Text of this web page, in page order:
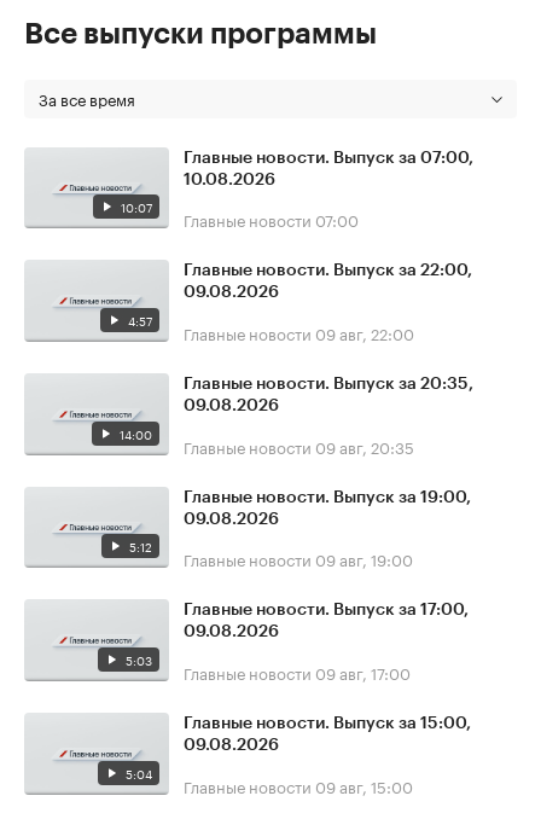
Все выпуски программы
За все время
10:07
Главные новости. Выпуск за 07:00,
10.08.2026
Главные новости 07:00
4:57
Главные новости. Выпуск за 22:00,
09.08.2026
Главные новости 09 авг, 22:00
14:00
Главные новости. Выпуск за 20:35,
09.08.2026
Главные новости 09 авг, 20:35
5:12
Главные новости. Выпуск за 19:00,
09.08.2026
Главные новости 09 авг, 19:00
5:03
Главные новости. Выпуск за 17:00,
09.08.2026
Главные новости 09 авг, 17:00
5:04
Главные новости. Выпуск за 15:00,
09.08.2026
Главные новости 09 авг, 15:00